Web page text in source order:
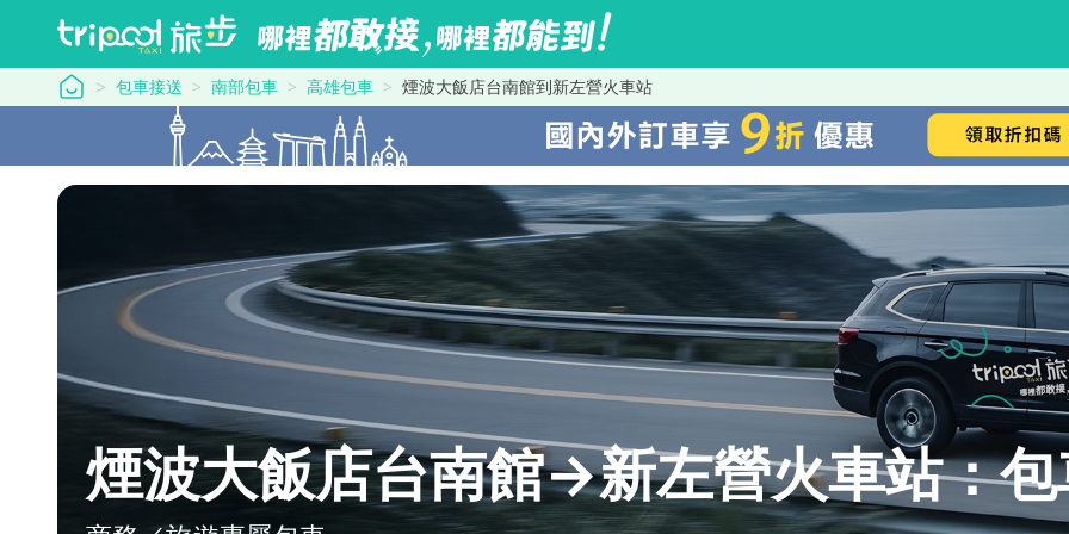
tripool 旅步
包車接送 南部包車 高雄包車 煙波大飯店台南館到新左營火車站
煙波大飯店台南館→新左營火車站：